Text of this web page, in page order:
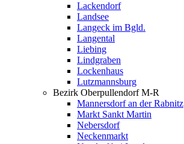
Lackendorf
Landsee
Langeck im Bgld.
Langental
Liebing
Lindgraben
Lockenhaus
Lutzmannsburg
Bezirk Oberpullendorf M-R
Mannersdorf an der Rabnitz
Markt Sankt Martin
Nebersdorf
Neckenmarkt